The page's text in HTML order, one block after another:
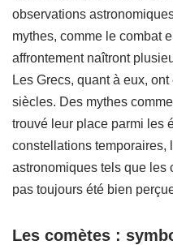
observations
mythes, comme le combat
affrontement naîtront
Les Grecs, quant à eux,
siècles. Des mythes comme
trouvé leur place parmi les
constellations temporaires,
astronomiques tels que les
pas toujours été bien
Les comètes :